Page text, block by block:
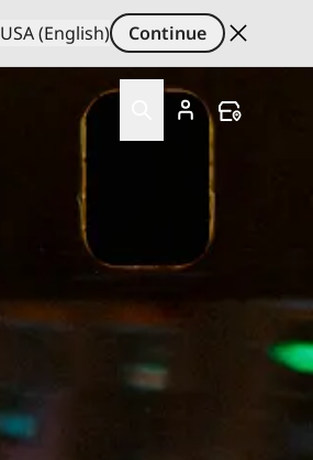
USA (English)
Continue